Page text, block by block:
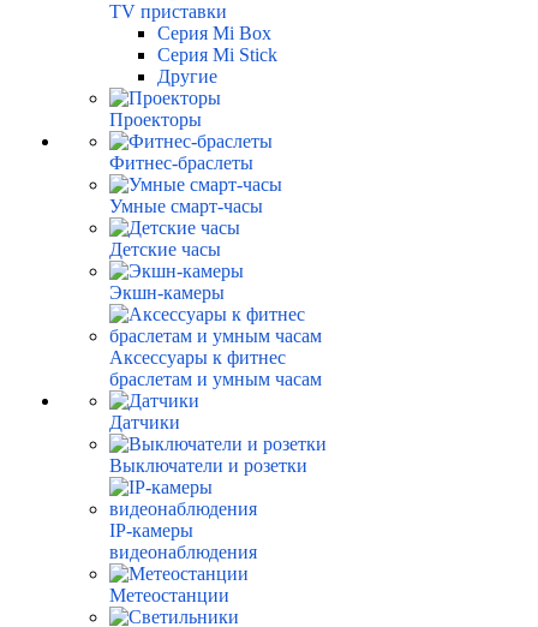
TV приставки
Серия Mi Box
Серия Mi Stick
Другие
Проекторы
Фитнес-браслеты
Умные смарт-часы
Детские часы
Экшн-камеры
Аксессуары к фитнес
браслетам и умным часам
Датчики
Выключатели и розетки
IP-камеры
видеонаблюдения
Метеостанции